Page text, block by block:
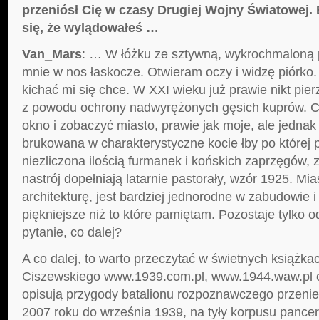
przeniósł Cię w czasy Drugiej Wojny
się, że wylądowałeś …
Van_Mars: … W łóżku ze sztywną, wykrochmaloną
mnie w nos łaskocze. Otwieram oczy i widzę
kichać mi się chce. W XXI wieku już prawie nikt
z powodu ochrony nadwyrężonych gęsich kuprów.
okno i zobaczyć miasto, prawie jak moje, ale
brukowana w charakterystyczne kocie łby po której
niezliczona ilością furmanek i końskich zaprzęgów,
nastrój dopełniają latarnie pastorały, wzór 1925.
architekturę, jest bardziej jednorodne w zabudowie
piękniejsze niż to które pamiętam. Pozostaje tylko
pytanie, co dalej?
A co dalej, to warto przeczytać w świetnych
Ciszewskiego www.1939.com.pl, www.1944.waw.pl
opisują przygody batalionu rozpoznawczego
2007 roku do września 1939, na tyły korpusu